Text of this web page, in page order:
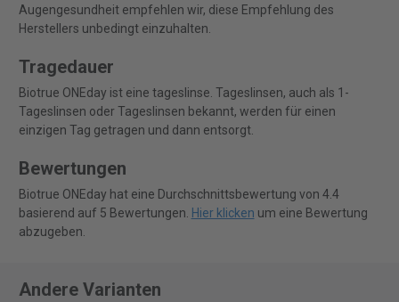
Augengesundheit empfehlen wir, diese Empfehlung des
Herstellers unbedingt einzuhalten.
Tragedauer
Biotrue ONEday ist eine tageslinse. Tageslinsen, auch als 1-
Tageslinsen oder Tageslinsen bekannt, werden für einen
einzigen Tag getragen und dann entsorgt.
Bewertungen
Biotrue ONEday hat eine Durchschnittsbewertung von 4.4
basierend auf 5 Bewertungen. Hier klicken um eine Bewertung
abzugeben.
Andere Varianten